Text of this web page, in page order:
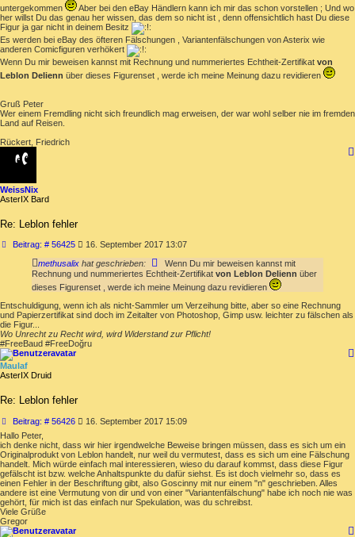
untergekommen
Aber bei den eBay Händlern kann ich mir das schon vorstellen ; Und wo
her willst Du das genau her wissen, das dem so nicht ist , denn offensichtlich hast Du diese
Figur ja gar nicht in deinem Besitz
Es werden bei eBay des öfteren Fälschungen , Variantenfälschungen von Asterix wie
anderen Comicfiguren verhökert
Wenn Du mir beweisen kannst mit Rechnung und nummeriertes Echtheit-Zertifikat von
Leblon Delienn über dieses Figurenset , werde ich meine Meinung dazu revidieren
Gruß Peter
Wer einem Fremdling nicht sich freundlich mag erweisen, der war wohl selber nie im fremden
Land auf Reisen.
Rückert, Friedrich
WeissNix
AsterIX Bard
Re: Leblon fehler
Beitrag: # 56425Beitrag
16. September 2017 13:07
methusalix hat geschrieben:
Wenn Du mir beweisen kannst mit
Rechnung und nummeriertes Echtheit-Zertifikat von Leblon Delienn über
dieses Figurenset , werde ich meine Meinung dazu revidieren
Entschuldigung, wenn ich als nicht-Sammler um Verzeihung bitte, aber so eine Rechnung
und Papierzertifikat sind doch im Zeitalter von Photoshop, Gimp usw. leichter zu fälschen als
die Figur...
Wo Unrecht zu Recht wird, wird Widerstand zur Pflicht!
#FreeBaud #FreeDoğru
Maulaf
AsterIX Druid
Re: Leblon fehler
Beitrag: # 56426Beitrag16. September 2017 15:09
Hallo Peter,
ich denke nicht, dass wir hier irgendwelche Beweise bringen müssen, dass es sich um ein
Originalprodukt von Leblon handelt, nur weil du vermutest, dass es sich um eine Fälschung
handelt. Mich würde einfach mal interessieren, wieso du darauf kommst, dass diese Figur
gefälscht ist bzw. welche Anhaltspunkte du dafür siehst. Es ist doch vielmehr so, dass es
einen Fehler in der Beschriftung gibt, also Goscinny mit nur einem "n" geschrieben. Alles
andere ist eine Vermutung von dir und von einer "Variantenfälschung" habe ich noch nie was
gehört, für mich ist das einfach nur Spekulation, was du schreibst.
Viele Grüße
Gregor